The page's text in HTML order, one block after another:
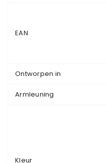
EAN
Ontworpen in
Armleuning
Kleur